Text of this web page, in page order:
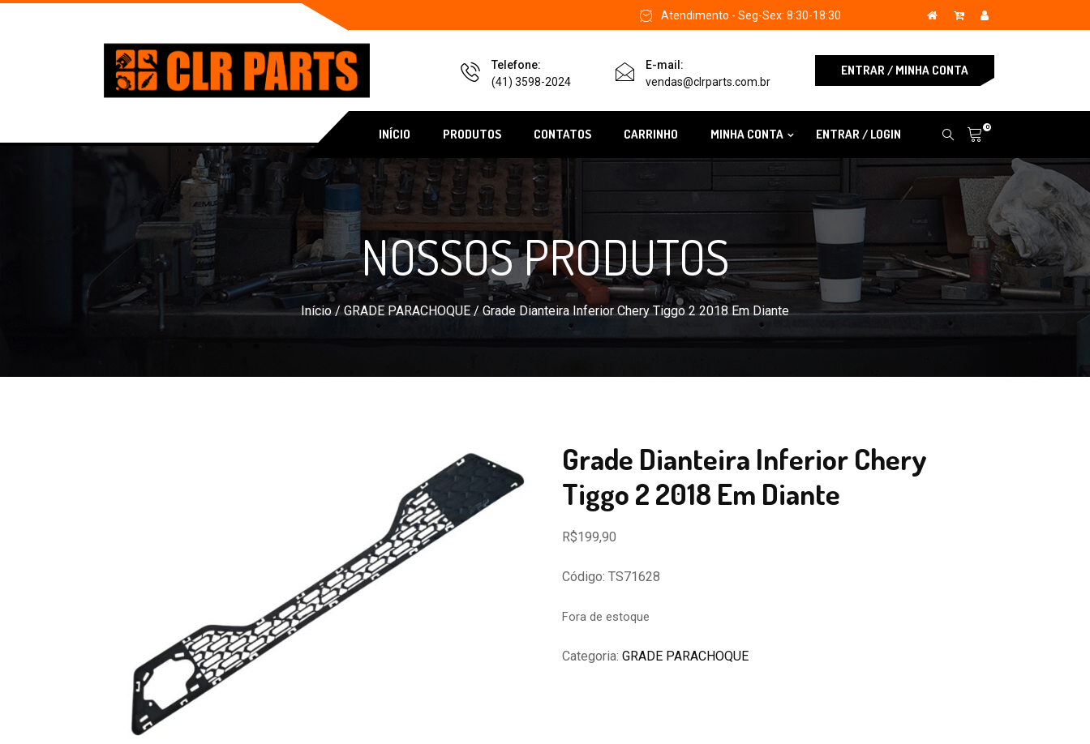
Atendimento - Seg-Sex: 8:30-18:30
Telefone:
(41) 3598-2024
E-mail:
vendas@clrparts.com.br
ENTRAR / MINHA CONTA
INÍCIO PRODUTOS CONTATOS CARRINHO MINHA CONTA ENTRAR / LOGIN 0
NOSSOS PRODUTOS
Início/GRADE PARACHOQUE/ Grade Dianteira Inferior Chery Tiggo 2 2018 Em Diante
Grade Dianteira Inferior Chery
Tiggo 2 2018 Em Diante
R$199,90
Código: TS71628
Fora de estoque
Categoria:GRADE PARACHOQUE